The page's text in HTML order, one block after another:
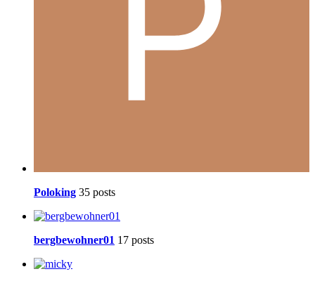
Poloking 35 posts
bergbewohner01 17 posts